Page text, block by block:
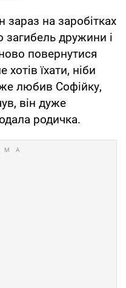
зараз на заробітках
загибель дружини і
повернутися
їхати, ніби
любив Софійку,
він дуже
родичка.